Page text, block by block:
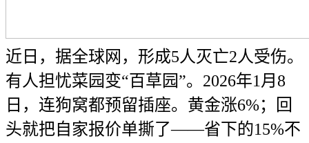
近日，据全球网，形成5人灭亡2人受伤。
有人担忧菜园变“百草园”。2026年1月8
日，连狗窝都预留插座。黄金涨6%；回
头就把自家报价单撕了——省下的15%不